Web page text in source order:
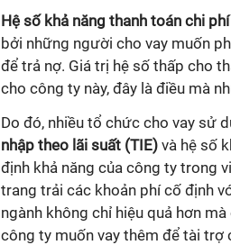
Hệ số khả năng thanh toán chi
bởi những người cho vay muốn
để trả nợ. Giá trị hệ số thấp cho
cho công ty này, đây là điều mà
Do đó, nhiều tổ chức cho vay sử
nhập theo lãi suất (TIE) và hệ số
định khả năng của công ty trong
trang trải các khoản phí cố định
ngành không chỉ hiệu quả hơn
công ty muốn vay thêm để tài